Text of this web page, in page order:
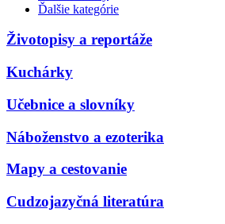
Ďalšie kategórie
Životopisy a reportáže
Kuchárky
Učebnice a slovníky
Náboženstvo a ezoterika
Mapy a cestovanie
Cudzojazyčná literatúra